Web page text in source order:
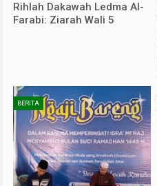
Rihlah Dakawah Ledma Al-
Farabi: Ziarah Wali 5
BERITA